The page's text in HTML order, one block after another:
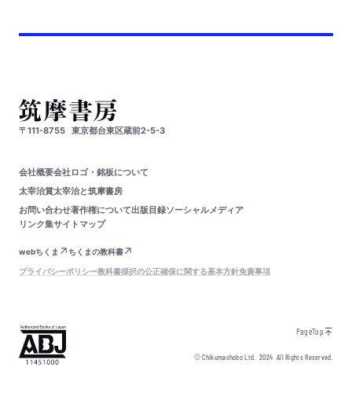
〒111-8755 東京都台東区蔵前2-5-3
会社概要会社ロゴ・銘板について
太宰治賞太宰治と筑摩書房
お問い合わせ著作権について出版目録ソーシャルメディア
リンク集サイトマップ
webちくま
ちくまの教科書
プライバシーポリシー教科書採択の公正確保に関する基本方針免責事項
PageTop
© Chikumashobo Ltd.2024 All Rights Reserved.